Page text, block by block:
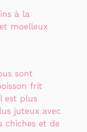
à la
moelleux
sont
frit
est plus
juteux avec
chiches et de